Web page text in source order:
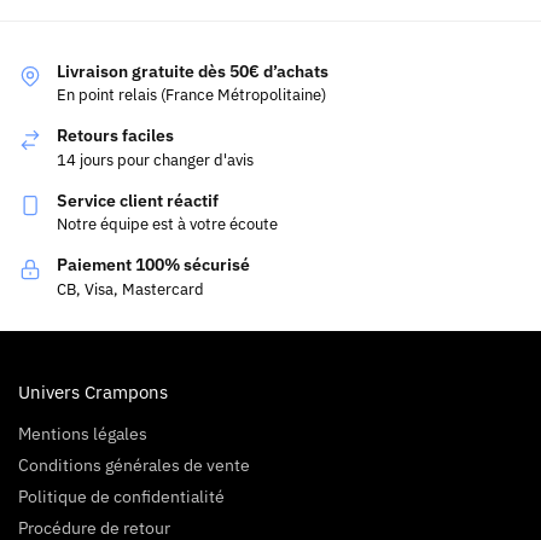
Livraison gratuite dès 50€ d’achats
En point relais (France Métropolitaine)
Retours faciles
14 jours pour changer d'avis
Service client réactif
Notre équipe est à votre écoute
Paiement 100% sécurisé
CB, Visa, Mastercard
Univers Crampons
Mentions légales
Conditions générales de vente
Politique de confidentialité
Procédure de retour